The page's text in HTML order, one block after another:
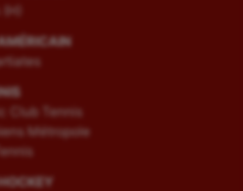
Club Tennis
Métropole